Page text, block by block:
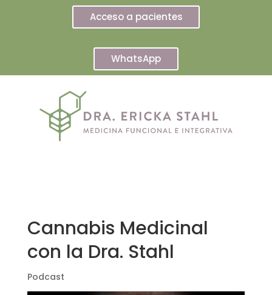
Acceso a pacientes
WhatsApp
Cannabis Medicinal
con la Dra. Stahl
Podcast